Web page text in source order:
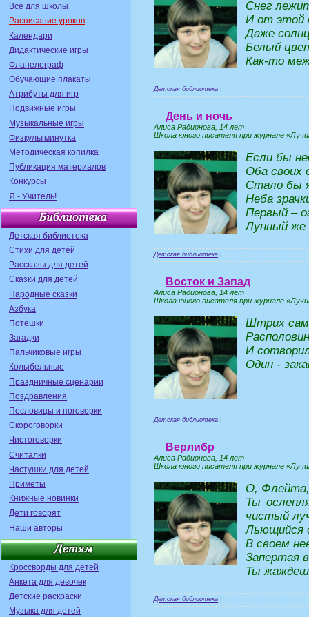
Всё для школы
Расписание уроков
Календари
Дидактические игры
Фланелеграф
Обучающие плакаты
Атрибуты для игр
Подвижные игры
Музыкальные игры
Физкультминутка
Методическая копилка
Публикация материалов
Конкурсы
Я - Учитель!
Детская библиотека
Стихи для детей
Рассказы для детей
Сказки для детей
Народные сказки
Азбука
Потешки
Загадки
Пальчиковые игры
Колыбельные
Праздничные сценарии
Поздравления
Пословицы и поговорки
Скороговорки
Чистоговорки
Считалки
Частушки для детей
Приметы
Книжные новинки
Дети говорят
Наши авторы
Кроссворды для детей
Анкета для девочек
Детские раскраски
Музыка для детей
Снег
И от этой
Даже
Белый
Как-то
Детская библиотека
День и ночь
Алиса Радионова, 14 лет
Школа юного писателя при журнале
Если бы
Оба своих
Стало бы
Неба
Первый –
Лунный же
Детская библиотека
Восток и Запад
Алиса Радионова, 14 лет
Школа юного писателя при журнале
Штрих
И
Один -
Детская библиотека
Верлибр
Алиса Радионова, 14 лет
Школа юного писателя при журнале
О, Флейта,
Ты
чистый
Льющийся
В своем
Запертая
Ты
Детская библиотека